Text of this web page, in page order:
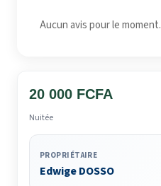
Aucun avis pour le moment.
20 000 FCFA
Nuitée
PROPRIÉTAIRE
Edwige DOSSO